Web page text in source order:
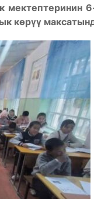
мектептеринин
көрүү